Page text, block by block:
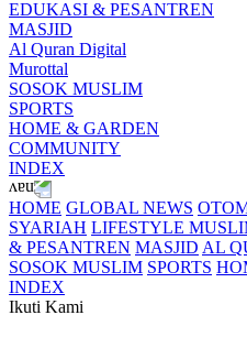
EDUKASI & PESANTREN
MASJID
Al Quran Digital
Murottal
SOSOK MUSLIM
SPORTS
HOME & GARDEN
COMMUNITY
INDEX
HOME GLOBAL NEWS
SYARIAH LIFESTYLE
& PESANTREN MASJID AL
SOSOK MUSLIM SPORTS
INDEX
Ikuti Kami